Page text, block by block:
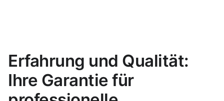
Erfahrung und Qualität:
Ihre Garantie für